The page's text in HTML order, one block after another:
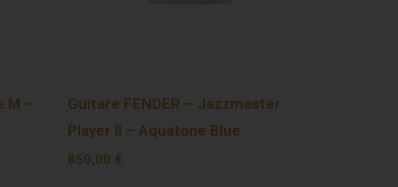
M –
Guitare FENDER – Jazzmaster
Player II – Aquatone Blue
850,00 €